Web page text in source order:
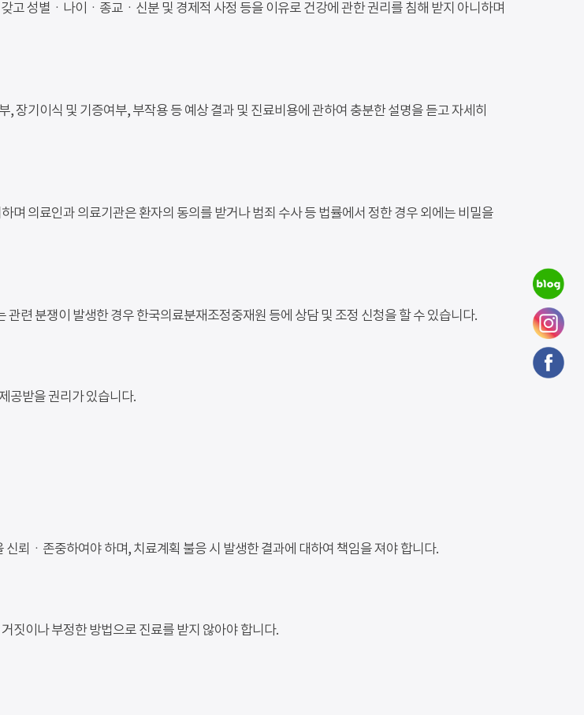
성별ㆍ나이ㆍ종교ㆍ신분 및 경제적 사정 등을 이유로 건강에 관한 권리를 침해 받지 아니하며
장기이식 및 기증여부, 부작용 등 예상 결과 및 진료비용에 관하여 충분한 설명을 듣고 자세히
의료인과 의료기관은 환자의 동의를 받거나 범죄 수사 등 법률에서 정한 경우 외에는 비밀을
련 분쟁이 발생한 경우 한국의료분재조정중재원 등에 상담 및 조정 신청을 할 수 있습니다.
공받을 권리가 있습니다.
뢰ㆍ존중하여야 하며, 치료계획 불응 시 발생한 결과에 대하여 책임을 져야 합니다.
짓이나 부정한 방법으로 진료를 받지 않아야 합니다.